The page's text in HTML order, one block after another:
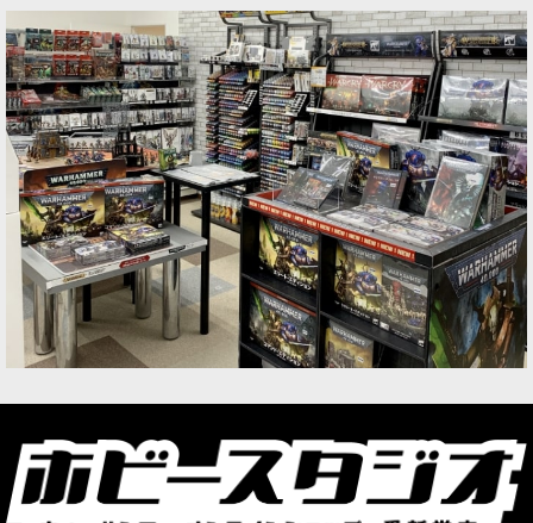
[マゴットキン・オヴ・ナーグル] ペスティゴウル
[83-116]
8,500円(税込)
1点
用途タグ： #2000pt向け／#前線ユニット／#塗装
向き 想定される役割（ポイント） マゴットキン・
オヴ・ナーグル軍に獣人系の前線ユニットを追加
腐食した武器…
[マゴットキン・オヴ・ナーグル] ピュートリッ
ド・ブライトキング[83-28
9,300 円(税込)
1点
用途タグ： #2000pt向け／#対キャスター／#塗装
オヴ・ナーグル軍にエリート歩兵を追加 疫病に侵
[マゴットキン・オヴ・ナーグル] グレート・アン
クリーン・ワン[ 83-41